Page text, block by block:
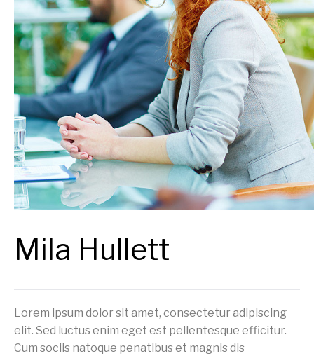
Mila Hullett
Lorem ipsum dolor sit amet, consectetur adipiscing
elit. Sed luctus enim eget est pellentesque efficitur.
Cum sociis natoque penatibus et magnis dis